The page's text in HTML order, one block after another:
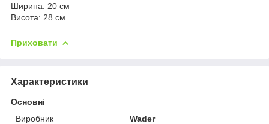
Ширина: 20 см
Висота: 28 см
Приховати
Характеристики
Основні
Виробник
Wader